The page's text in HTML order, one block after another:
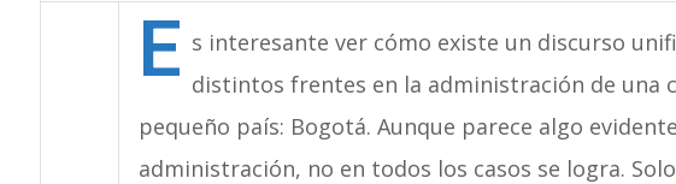
E s interesante ver cómo existe un discurso
distintos frentes en la administración de una
pequeño país: Bogotá. Aunque parece algo
administración, no en todos los casos se logra.